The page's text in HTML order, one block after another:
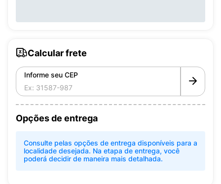
Calcular frete
Informe seu CEP
Opções de entrega
Consulte pelas opções de entrega disponíveis para a
localidade desejada. Na etapa de entrega, você
poderá decidir de maneira mais detalhada.